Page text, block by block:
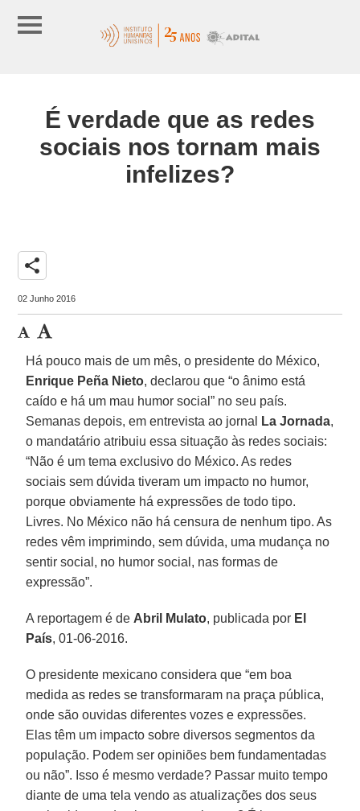
É verdade que as redes
sociais nos tornam mais
infelizes?
share
02 Junho 2016
Há pouco mais de um mês, o presidente do México,
Enrique Peña Nieto, declarou que “o ânimo está
caído e há um mau humor social” no seu país.
Semanas depois, em entrevista ao jornal
La Jornada,
o mandatário atribuiu essa situação às redes sociais:
“Não é um tema exclusivo do México. As redes
sociais sem dúvida tiveram um impacto no humor,
porque obviamente há expressões de todo tipo.
Livres. No México não há censura de nenhum tipo. As
redes vêm imprimindo, sem dúvida, uma mudança no
sentir social, no humor social, nas formas de
expressão”.
A reportagem é de Abril Mulato, publicada por El
País, 01-06-2016.
O presidente mexicano considera que “em boa
medida as redes se transformaram na praça pública,
onde são ouvidas diferentes vozes e expressões.
Elas têm um impacto sobre diversos segmentos da
população. Podem ser opiniões bem fundamentadas
ou não”. Isso é mesmo verdade? Passar muito tempo
diante de uma tela vendo as atualizações dos seus